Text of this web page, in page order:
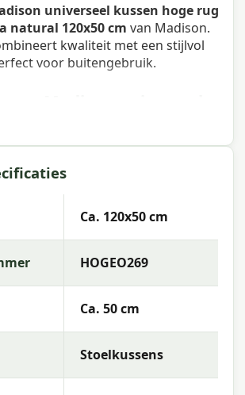
universeel kussen hoge rug
natural 120x50 cm van Madison.
kwaliteit met een stijlvol
voor buitengebruik.
rug Outdoor+ Cala
cm
HOGEO269
20
Ca. 120x50 cm
HOGEO269
Ca. 50 cm
Stoelkussens